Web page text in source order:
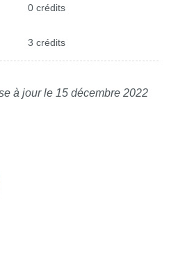
0 crédits
3 crédits
à jour le 15 décembre 2022